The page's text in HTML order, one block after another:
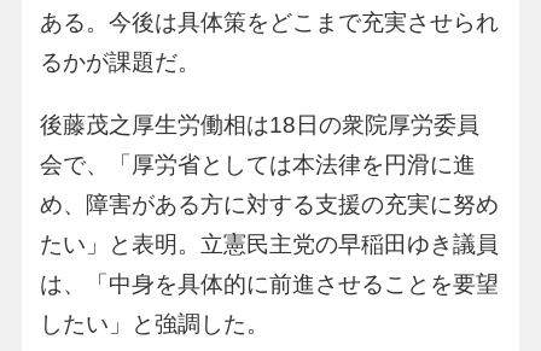
ある。今後は具体策をどこまで充実させられ
るかが課題だ。
後藤茂之厚生労働相は18日の衆院厚労委員
会で、「厚労省としては本法律を円滑に進
め、障害がある方に対する支援の充実に努め
たい」と表明。立憲民主党の早稲田ゆき議員
は、「中身を具体的に前進させることを要望
したい」と強調した。